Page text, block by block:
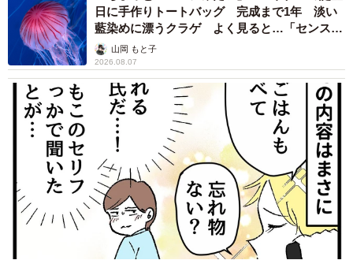
日に手作りトートバッグ 完成まで1年 淡い
藍染めに漂うクラゲ よく見ると…「センスす
ごい」山岡 もと子
2026.08.07